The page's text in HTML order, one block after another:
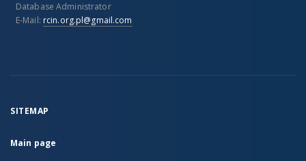
Database Administrator
E-Mail: rcin.org.pl@gmail.com
SITEMAP
Main page